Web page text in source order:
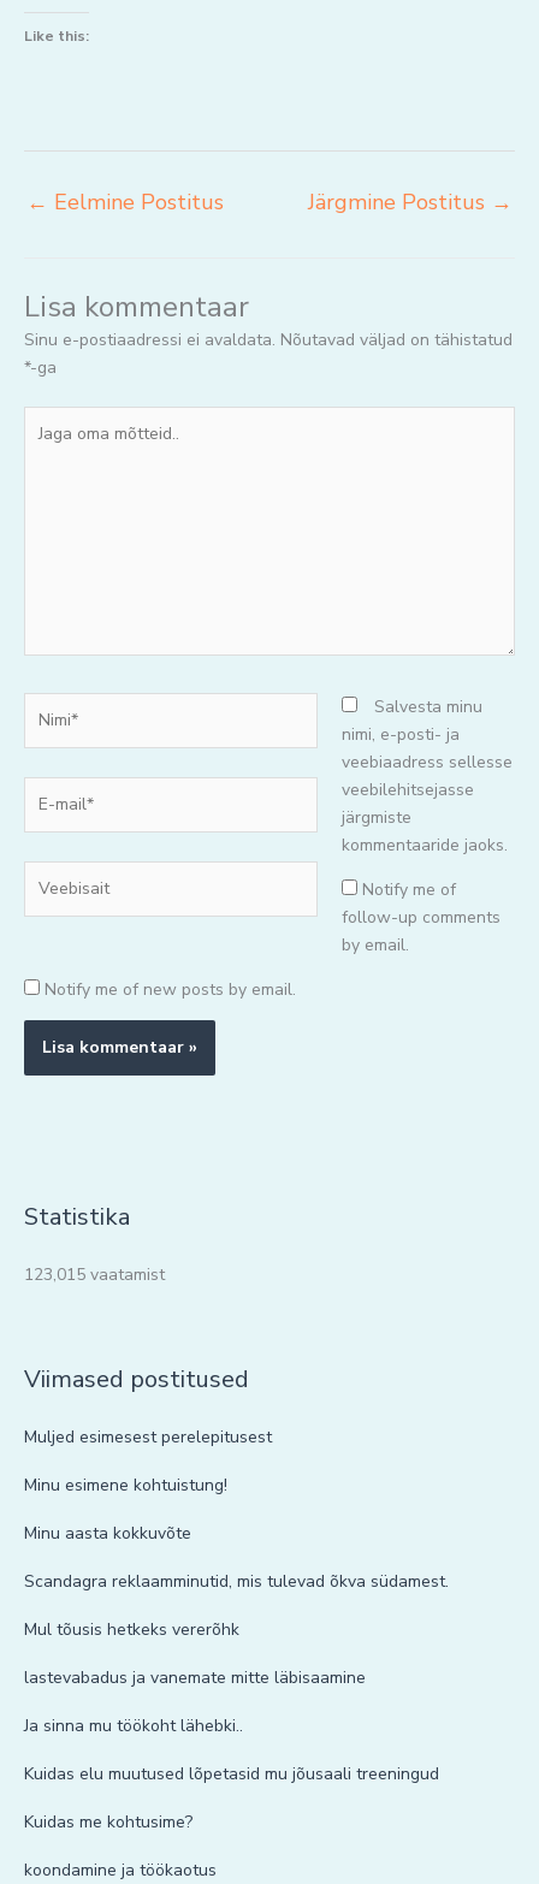
Like this:
← Eelmine Postitus Järgmine Postitus →
Lisa kommentaar
Sinu e-postiaadressi ei avaldata. Nõutavad väljad on tähistatud
*-ga
oma
mail*
Salvesta minu
nimi, e-posti- ja
veebiaadress sellesse
veebilehitsejasse
järgmiste
kommentaaride jaoks.
Notify me of
follow-up comments
by email.
Notify me of new posts by email.
Statistika
123,015 vaatamist
Viimased postitused
Muljed esimesest perelepitusest
Minu esimene kohtuistung!
Minu aasta kokkuvõte
Scandagra reklaamminutid, mis tulevad õkva südamest.
Mul tõusis hetkeks vererõhk
lastevabadus ja vanemate mitte läbisaamine
Ja sinna mu töökoht lähebki..
Kuidas elu muutused lõpetasid mu jõusaali treeningud
Kuidas me kohtusime?
koondamine ja töökaotus